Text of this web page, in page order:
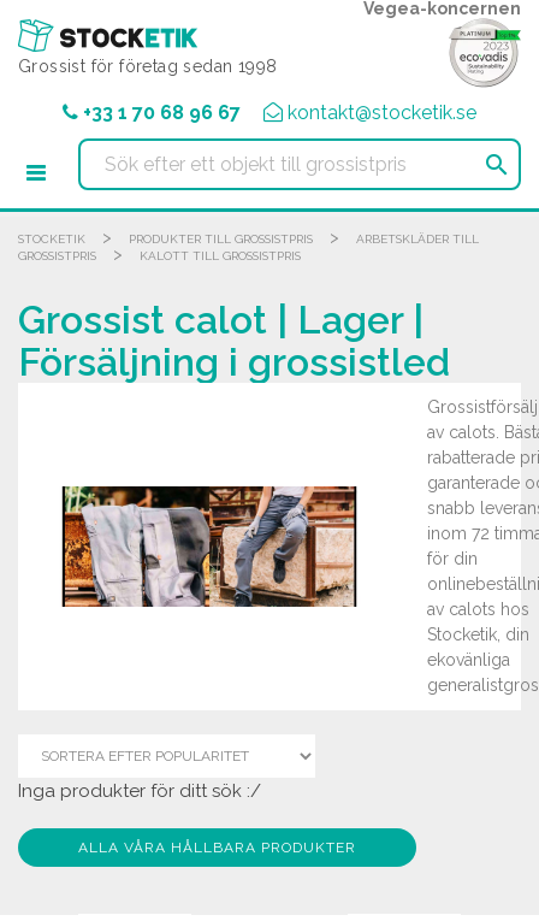
Grossist för företag sedan 1998
Vegea-koncernen
+33 1 70 68 96 67 kontakt@stocketik.se

STOCKETIK > PRODUKTER TILL GROSSISTPRIS >
ARBETSKLÄDER TILL
GROSSISTPRIS
> KALOTT TILL GROSSISTPRIS
Grossist calot | Lager |
Försäljning i grossistled
av calots.
rabatterade
garanterade
snabb
inom 72
för din
av calots hos
Stocketik, din
ekovänliga
Inga produkter för ditt sök :/
ALLA VÅRA HÅLLBARA PRODUKTER